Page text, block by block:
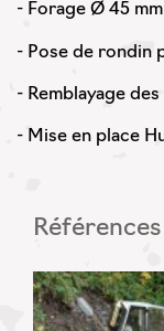
- Forage Ø 45
- Pose de rondin
- Remblayage
- Mise en place